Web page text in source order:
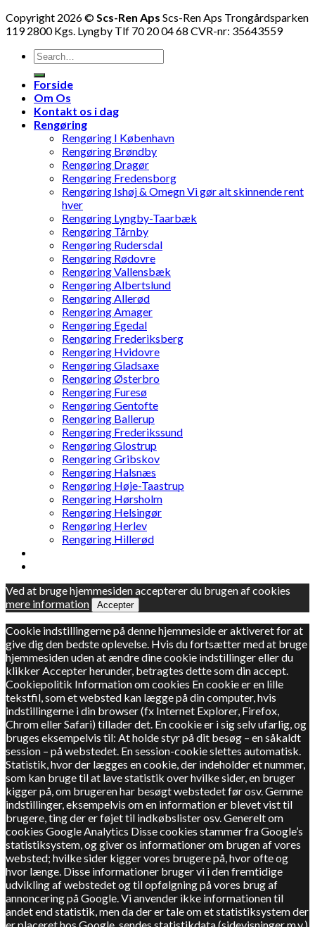
Copyright 2026 ©Scs-Ren Aps Scs-Ren Aps Trongårdsparken
119 2800 Kgs. Lyngby Tlf 70 20 04 68 CVR-nr: 35643559
Forside
Om Os
Kontakt os i dag
Rengøring
Rengøring I København
Rengøring Brøndby
Rengøring Dragør
Rengøring Fredensborg
Rengøring Ishøj & Omegn Vi gør alt skinnende rent
hver
Rengøring Lyngby-Taarbæk
Rengøring Tårnby
Rengøring Rudersdal
Rengøring Rødovre
Rengøring Vallensbæk
Rengøring Albertslund
Rengøring Allerød
Rengøring Amager
Rengøring Egedal
Rengøring Frederiksberg
Rengøring Hvidovre
Rengøring Gladsaxe
Rengøring Østerbro
Rengøring Furesø
Rengøring Gentofte
Rengøring Ballerup
Rengøring Frederikssund
Rengøring Glostrup
Rengøring Gribskov
Rengøring Halsnæs
Rengøring Høje-Taastrup
Rengøring Hørsholm
Rengøring Helsingør
Rengøring Herlev
Rengøring Hillerød
Ved at bruge hjemmesiden accepterer du brugen af cookies
mere information
Accepter
Cookie indstillingerne på denne hjemmeside er aktiveret for at
give dig den bedste oplevelse. Hvis du fortsætter med at bruge
hjemmesiden uden at ændre dine cookie indstillinger eller du
klikker Accepter herunder, betragtes dette som din accept.
Cookiepolitik Information om cookies En cookie er en lille
tekstfil, som et websted kan lægge på din computer, hvis
indstillingerne i din browser (fx Internet Explorer, Firefox,
Chrom eller Safari) tillader det. En cookie er i sig selv ufarlig, og
bruges eksempelvis til: At holde styr på dit besøg – en såkaldt
session – på webstedet. En session-cookie slettes automatisk.
Statistik, hvor der lægges en cookie, der indeholder et nummer,
som kan bruge til at lave statistik over hvilke sider, en bruger
kigger på, om brugeren har besøgt webstedet før osv. Gemme
indstillinger, eksempelvis om en information er blevet vist til
brugere, ting der er føjet til indkøbslister osv. Generelt om
cookies Google Analytics Disse cookies stammer fra Google’s
statistiksystem, og giver os informationer om brugen af vores
websted; hvilke sider kigger vores brugere på, hvor ofte og
hvor længe. Disse informationer bruger vi i den fremtidige
udvikling af webstedet og til opfølgning på vores brug af
annoncering på Google. Vi anvender ikke informationen til
andet end statistik, men da der er tale om et statistiksystem der